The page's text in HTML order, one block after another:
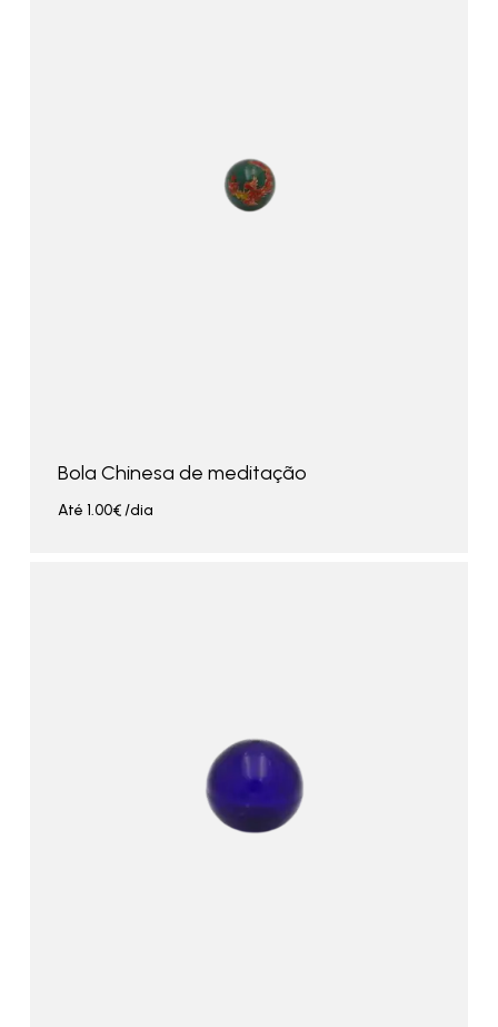
Bola Chinesa de meditação
Até 1.00€/dia